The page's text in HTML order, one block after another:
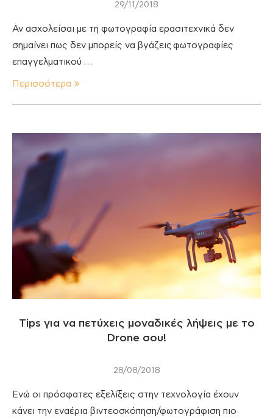
29/11/2018
Αν ασχολείσαι με τη φωτογραφία ερασιτεχνικά δεν
σημαίνει πως δεν μπορείς να βγάζεις φωτογραφίες
επαγγελματικού …
Περισσότερα
Tips για να πετύχεις μοναδικές λήψεις με το
Drone σου!
28/08/2018
Ενώ οι πρόσφατες εξελίξεις στην τεχνολογία έχουν
κάνει την εναέρια βιντεοσκόπηση/φωτογράφιση πιο